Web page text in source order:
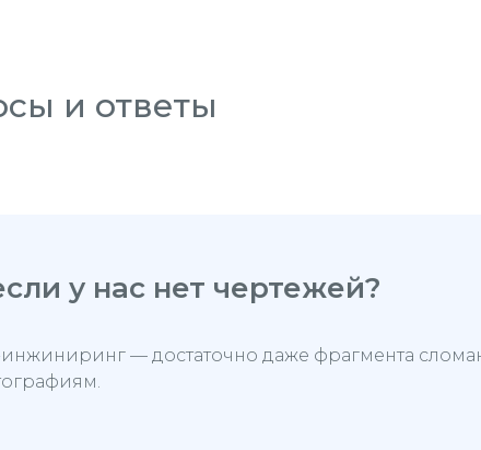
и ответы
у нас нет чертежей?
— достаточно даже фрагмента